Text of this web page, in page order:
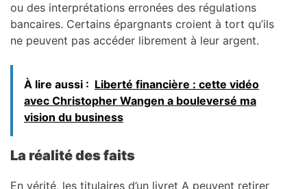
ou des interprétations erronées des régulations
bancaires. Certains épargnants croient à tort qu’ils
ne peuvent pas accéder librement à leur argent.
À lire aussi : Liberté financière : cette vidéo
avec Christopher Wangen a bouleversé ma
vision du business
La réalité des faits
En vérité, les titulaires d’un livret A peuvent retirer